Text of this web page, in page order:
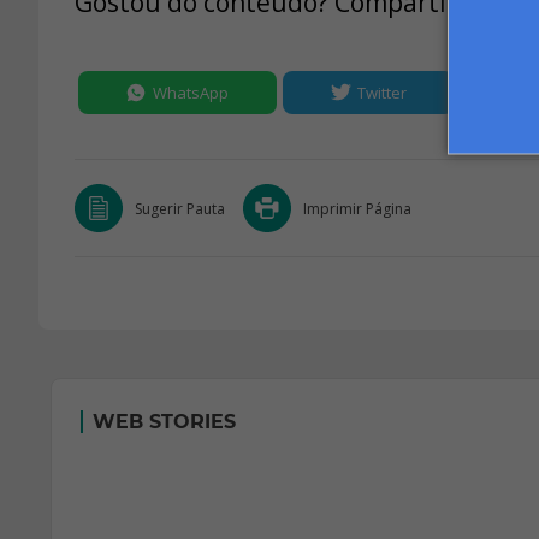
WhatsApp Twitter
Sugerir Pauta Imprimir Página
WEB STORIES